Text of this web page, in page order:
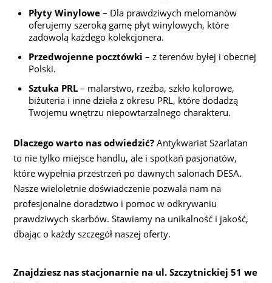
Płyty Winylowe– Dla prawdziwych melomanów
oferujemy szeroką gamę płyt winylowych, które
zadowolą każdego kolekcjonera.
Przedwojenne pocztówki – z terenów byłej i obecnej
Polski.
Sztuka PRL– malarstwo, rzeźba, szkło kolorowe,
biżuteria i inne dzieła z okresu PRL, które dodadzą
Twojemu wnętrzu niepowtarzalnego charakteru.
Dlaczego warto nas odwiedzić? Antykwariat Szarlatan
to nie tylko miejsce handlu, ale i spotkań pasjonatów,
które wypełnia przestrzeń po dawnych salonach DESA.
Nasze wieloletnie doświadczenie pozwala nam na
profesjonalne doradztwo i pomoc w odkrywaniu
prawdziwych skarbów. Stawiamy na unikalność i jakość,
dbając o każdy szczegół naszej oferty.
Znajdziesz nas stacjonarnie na ul. Szczytnickiej 51 we